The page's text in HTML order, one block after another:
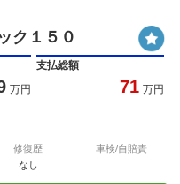
ク１５０
万円
支払総額
71 万円
修復歴
なし
車検/自賠責
―